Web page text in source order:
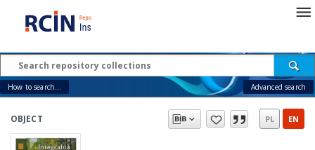
How to search... Advanced search
OBJECT PL EN